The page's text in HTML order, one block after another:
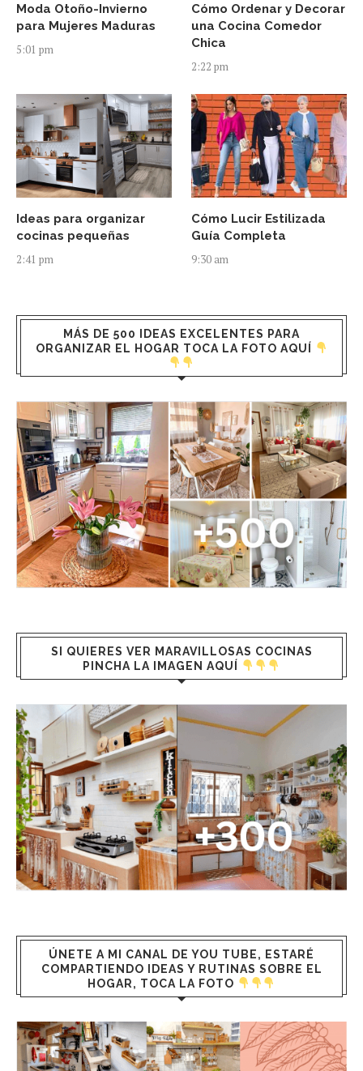
Moda Otoño-Invierno
para Mujeres Maduras
5:01 pm
Cómo Ordenar y Decorar
una Cocina Comedor
Chica
2:22 pm
Ideas para organizar
cocinas pequeñas
2:41 pm
Cómo Lucir Estilizada
Guía Completa
9:30 am
MÁS DE 500 IDEAS EXCELENTES PARA
ORGANIZAR EL HOGAR TOCA LA FOTO AQUÍ
SI QUIERES VER MARAVILLOSAS COCINAS
PINCHA LA IMAGEN AQUÍ
ÚNETE A MI CANAL DE YOU TUBE, ESTARÉ
COMPARTIENDO IDEAS Y RUTINAS SOBRE EL
HOGAR, TOCA LA FOTO